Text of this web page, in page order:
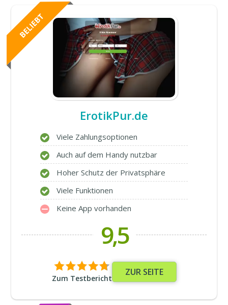
ErotikPur.de
Viele Zahlungsoptionen
Auch auf dem Handy nutzbar
Hoher Schutz der Privatsphäre
Viele Funktionen
Keine App vorhanden
9,5
Zum Testbericht
ZUR SEITE